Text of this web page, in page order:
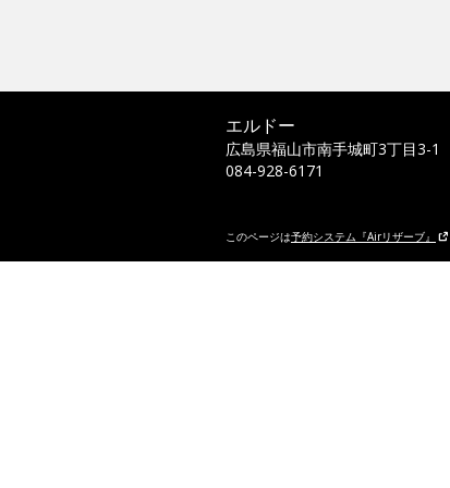
エルドー
広島県福山市南手城町3丁目3-1
084-928-6171
このページは予約システム『Airリザーブ』